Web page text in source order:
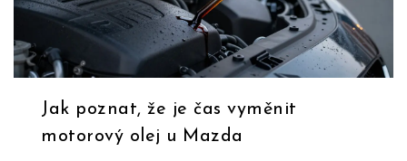
Jak poznat, že je čas vyměnit
motorový olej u Mazda